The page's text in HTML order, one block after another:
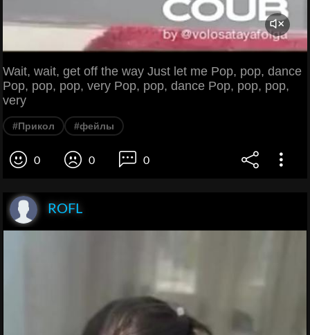
Wait, wait, get off the way Just let me Pop, pop, dance
Pop, pop, pop, very Pop, pop, dance Pop, pop, pop,
very
#Прикол #фейлы
0 0 0
ROFL